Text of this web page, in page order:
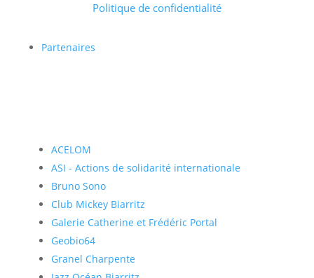
Politique de confidentialité
Partenaires
ACELOM
ASI - Actions de solidarité internationale
Bruno Sono
Club Mickey Biarritz
Galerie Catherine et Frédéric Portal
Geobio64
Granel Charpente